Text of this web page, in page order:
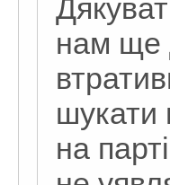
нам ще
шукати
на